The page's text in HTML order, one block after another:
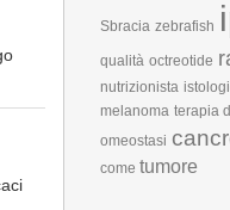
Sbracia zebrafish
qualità octreotide
nutrizionista
melanoma terapia
omeostasi
come tumore